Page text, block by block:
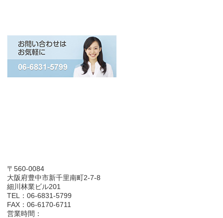
〒560-0084
大阪府豊中市新千里南町2-7-8
細川林業ビル201
TEL：06-6831-5799
FAX：06-6170-6711
営業時間：